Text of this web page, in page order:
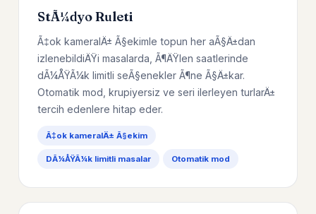
StÃ¼dyo Ruleti
Ã‡ok kameralÄ± Ã§ekimle topun her aÃ§Ä±dan
izlenebildiÄŸi masalarda, Ã¶ÄŸlen saatlerinde
dÃ¼ÅŸÃ¼k limitli seÃ§enekler Ã¶ne Ã§Ä±kar.
Otomatik mod, krupiyersiz ve seri ilerleyen turlarÄ±
tercih edenlere hitap eder.
Ã‡ok kameralÄ± Ã§ekim
DÃ¼ÅŸÃ¼k limitli masalar Otomatik mod